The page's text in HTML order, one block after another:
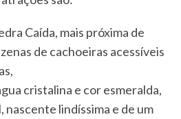
Caída, mais próxima de
de cachoeiras acessíveis
cristalina e cor esmeralda,
nascente lindíssima e de um